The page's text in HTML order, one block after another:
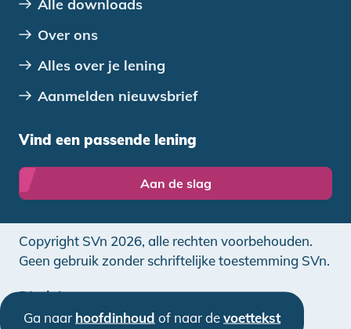
Alle downloads
Over ons
Alles over je lening
Aanmelden nieuwsbrief
Vind een passende lening
Aan de slag
Copyright SVn 2026, alle rechten voorbehouden.
Geen gebruik zonder schriftelijke toestemming SVn.
Disclaimer
Ga naar hoofdinhoud of naar devoettekst